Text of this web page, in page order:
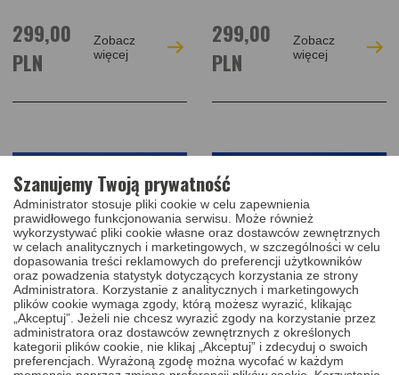
299,00
PLN
Zobacz
więcej
299,00
PLN
Zobacz
więcej
NAPRAWA WKŁADU
ZAMKA KIA RIO,
NAPRAWA WKŁADU
ZAMKA KIA SORENTO,
Szanujemy Twoją prywatność
Administrator stosuje pliki cookie w celu zapewnienia
prawidłowego funkcjonowania serwisu. Może również
wykorzystywać pliki cookie własne oraz dostawców zewnętrznych
w celach analitycznych i marketingowych, w szczególności w celu
dopasowania treści reklamowych do preferencji użytkowników
oraz powadzenia statystyk dotyczących korzystania ze strony
Administratora. Korzystanie z analitycznych i marketingowych
plików cookie wymaga zgody, którą możesz wyrazić, klikając
„Akceptuj”. Jeżeli nie chcesz wyrazić zgody na korzystanie przez
administratora oraz dostawców zewnętrznych z określonych
kategorii plików cookie, nie klikaj „Akceptuj” i zdecyduj o swoich
preferencjach. Wyrażoną zgodę można wycofać w każdym